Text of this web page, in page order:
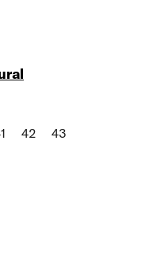
42 43